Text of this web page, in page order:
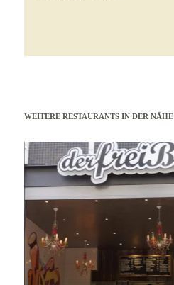
WEITERE RESTAURANTS IN DER NÄHE
mehr erfahren